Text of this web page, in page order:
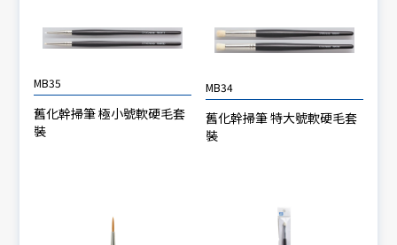
MB35
舊化幹掃筆 極小號軟硬毛套
裝
MB34
舊化幹掃筆 特大號軟硬毛套
裝